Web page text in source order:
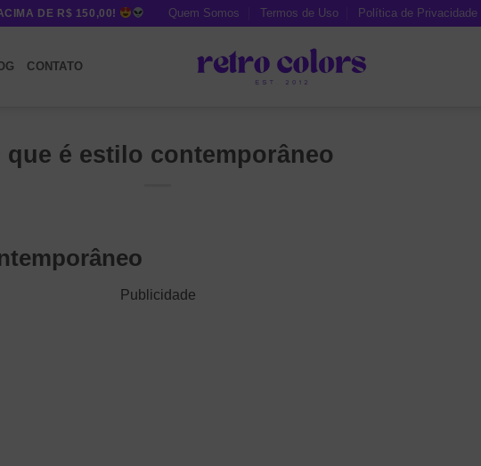
DE R$ 150,00! Quem Somos Termos de Uso Política de Privacidade
CONTATO
que é estilo contemporâneo
Publicidade